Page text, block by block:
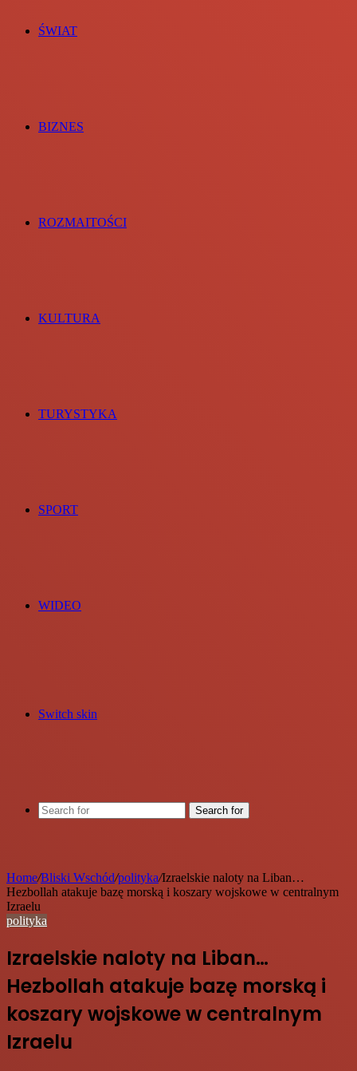
ŚWIAT
BIZNES
ROZMAITOŚCI
KULTURA
TURYSTYKA
SPORT
WIDEO
Switch skin
Search for
Home/Bliski Wschód/polityka/Izraelskie naloty na Liban…
Hezbollah atakuje bazę morską i koszary wojskowe w centralnym
Izraelu
polityka
Izraelskie naloty na Liban…
Hezbollah atakuje bazę morską i
koszary wojskowe w centralnym
Izraelu